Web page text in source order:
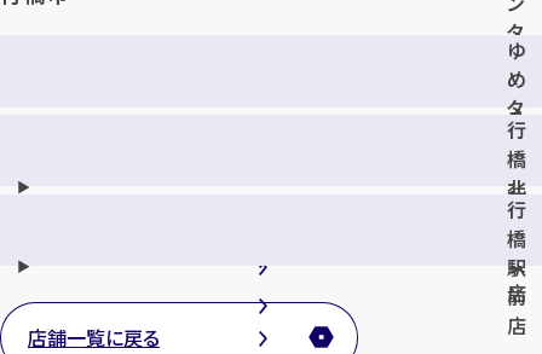
タ
ー
ト
ラ
イ
ア
ル
八
女
店
ゆ
め
タ
ウ
ン
行
橋
店
行
橋
北
泉
店
行
橋
駅
前
店
店舗一覧に戻る